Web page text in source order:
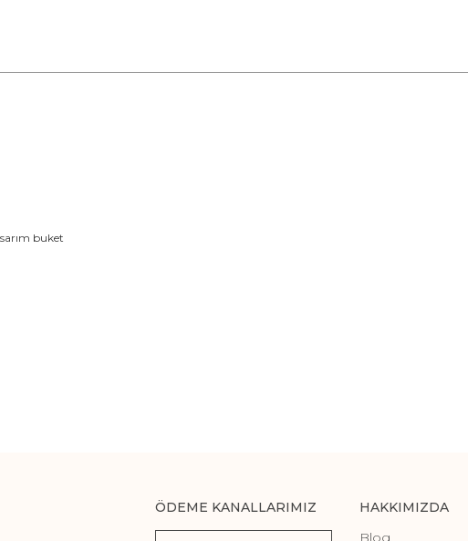
buket
ÖDEME KANALLARIMIZ
HAKKIMIZDA
Blog